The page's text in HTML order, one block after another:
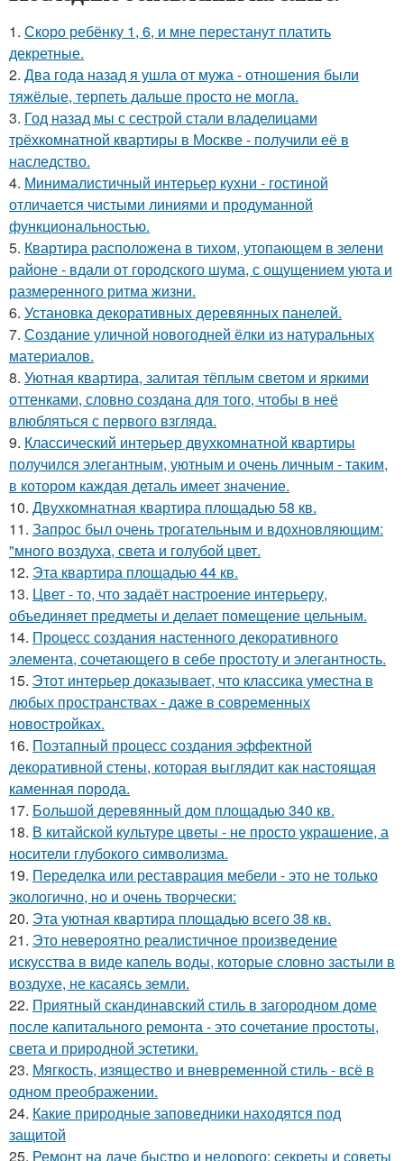
1. Скоро ребёнку 1, 6, и мне перестанут платить
декретные.
2. Два года назад я ушла от мужа - отношения были
тяжёлые, терпеть дальше просто не могла.
3. Год назад мы с сестрой стали владелицами
трёхкомнатной квартиры в Москве - получили её в
наследство.
4. Минималистичный интерьер кухни - гостиной
отличается чистыми линиями и продуманной
функциональностью.
5. Квартира расположена в тихом, утопающем в зелени
районе - вдали от городского шума, с ощущением уюта и
размеренного ритма жизни.
6. Установка декоративных деревянных панелей.
7. Создание уличной новогодней ёлки из натуральных
материалов.
8. Уютная квартира, залитая тёплым светом и яркими
оттенками, словно создана для того, чтобы в неё
влюбляться с первого взгляда.
9. Классический интерьер двухкомнатной квартиры
получился элегантным, уютным и очень личным - таким,
в котором каждая деталь имеет значение.
10. Двухкомнатная квартира площадью 58 кв.
11. Запрос был очень трогательным и вдохновляющим:
"много воздуха, света и голубой цвет.
12. Эта квартира площадью 44 кв.
13. Цвет - то, что задаёт настроение интерьеру,
объединяет предметы и делает помещение цельным.
14. Процесс создания настенного декоративного
элемента, сочетающего в себе простоту и элегантность.
15. Этот интерьер доказывает, что классика уместна в
любых пространствах - даже в современных
новостройках.
16. Поэтапный процесс создания эффектной
декоративной стены, которая выглядит как настоящая
каменная порода.
17. Большой деревянный дом площадью 340 кв.
18. В китайской культуре цветы - не просто украшение, а
носители глубокого символизма.
19. Переделка или реставрация мебели - это не только
экологично, но и очень творчески:
20. Эта уютная квартира площадью всего 38 кв.
21. Это невероятно реалистичное произведение
искусства в виде капель воды, которые словно застыли в
воздухе, не касаясь земли.
22. Приятный скандинавский стиль в загородном доме
после капитального ремонта - это сочетание простоты,
света и природной эстетики.
23. Мягкость, изящество и вневременной стиль - всё в
одном преображении.
24. Какие природные заповедники находятся под
защитой
25. Ремонт на даче быстро и недорого: секреты и советы